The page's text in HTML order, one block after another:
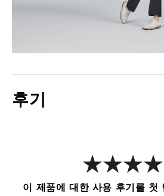
후기
이 제품에 대한 사용 후기를 첫